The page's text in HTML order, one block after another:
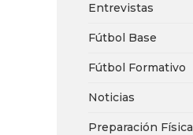
Entrevistas
Fútbol Base
Fútbol Formativo
Noticias
Preparación Física